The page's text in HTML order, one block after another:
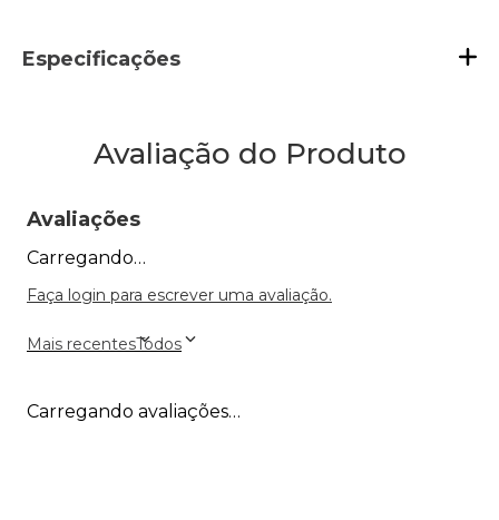
Especificações
Avaliação do Produto
Avaliações
Carregando…
Faça login para escrever uma avaliação.
Mais recentesTodos
Carregando avaliações…